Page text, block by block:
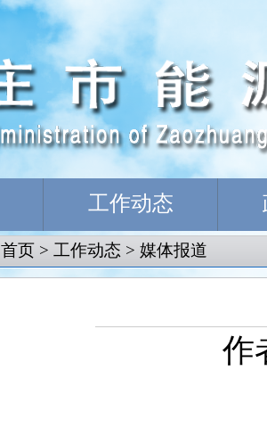
工作动态
首页 > 工作动态 > 媒体报道
作